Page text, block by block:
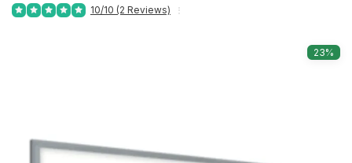
10/10 (2 Reviews)
23%